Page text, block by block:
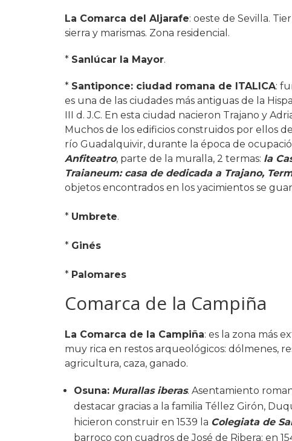
La Comarca del Aljarafe: oeste de Sevilla.
sierra y marismas. Zona residencial.
* Sanlúcar la Mayor.
* Santiponce: ciudad romana de ITALICA:
es una de las ciudades más antiguas de la
III d. J.C. En esta ciudad nacieron Trajano y
Muchos de los edificios construidos por ellos
río Guadalquivir, durante la época de
Anfiteatro, parte de la muralla, 2 termas: la
Traianeum: casa de dedicada a Trajano,
objetos encontrados en los yacimientos se
* Umbrete.
* Ginés
* Palomares
Comarca de la Campiña
La Comarca de la Campiña: es la zona más
muy rica en restos arqueológicos: dólmenes,
agricultura, caza, ganado.
Osuna: Murallas iberas. Asentamiento
destacar gracias a la familia Téllez Girón,
hicieron construir en 1539 la Colegiata de
barroco con cuadros de José de Ribera; en